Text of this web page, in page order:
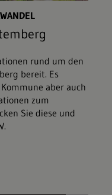
rund um den
bereit. Es
aber auch
zum
Sie diese und